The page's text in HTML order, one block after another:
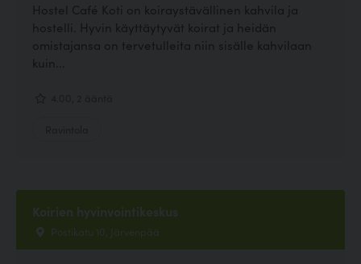
Hostel Café Koti on koiraystävällinen kahvila ja
hostelli. Hyvin käyttäytyvät koirat ja heidän
omistajansa on tervetulleita niin sisälle kahvilaan
kuin...
Koirien hyvinvointikeskus
Postikatu 10, Järvenpää